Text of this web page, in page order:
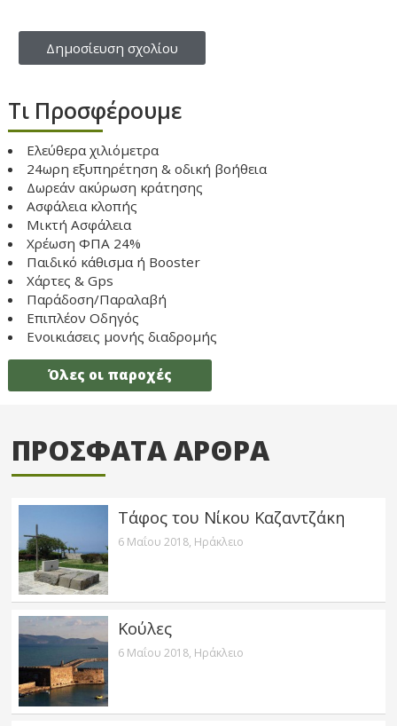
Τι Προσφέρουμε
Ελεύθερα χιλιόμετρα
24ωρη εξυπηρέτηση & οδική βοήθεια
Δωρεάν ακύρωση κράτησης
Ασφάλεια κλοπής
Μικτή Ασφάλεια
Χρέωση ΦΠΑ 24%
Παιδικό κάθισμα ή Booster
Χάρτες & Gps
Παράδοση/Παραλαβή
Επιπλέον Οδηγός
Ενοικιάσεις μονής διαδρομής
Όλες οι παροχές
ΠΡΟΣΦΑΤΑ ΑΡΘΡΑ
Τάφος του Νίκου Καζαντζάκη
6 Μαΐου 2018, Ηράκλειο
Κούλες
6 Μαΐου 2018, Ηράκλειο